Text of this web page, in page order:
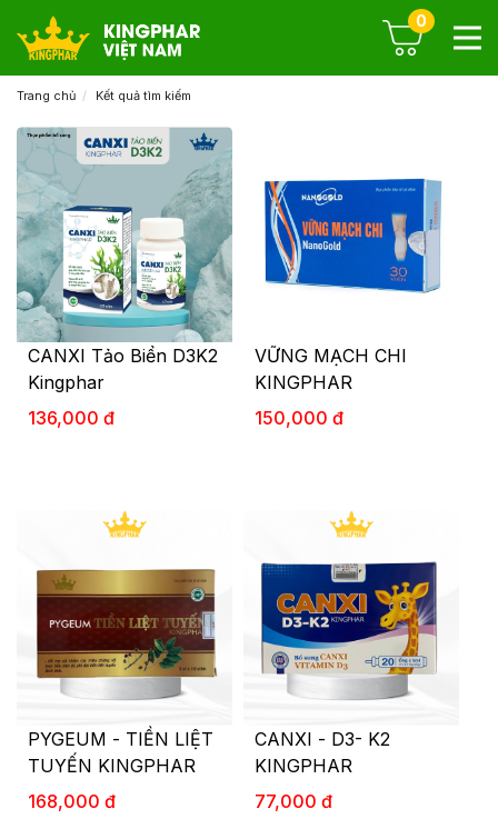
0
Trang chủ Kết quả tìm kiếm
CANXI Tảo Biển D3K2
Kingphar
136,000 đ
VỮNG MẠCH CHI
KINGPHAR
150,000 đ
PYGEUM - TIỀN LIỆT
TUYẾN KINGPHAR
168,000 đ
CANXI - D3- K2
KINGPHAR
77,000 đ